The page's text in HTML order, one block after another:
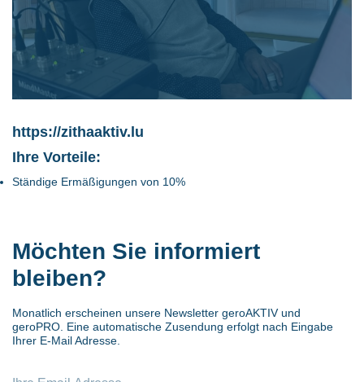
https://zithaaktiv.lu
Ihre Vorteile:
Ständige Ermäßigungen von 10%
Möchten Sie informiert
bleiben?
Monatlich erscheinen unsere Newsletter geroAKTIV und
geroPRO. Eine automatische Zusendung erfolgt nach Eingabe
Ihrer E-Mail Adresse.